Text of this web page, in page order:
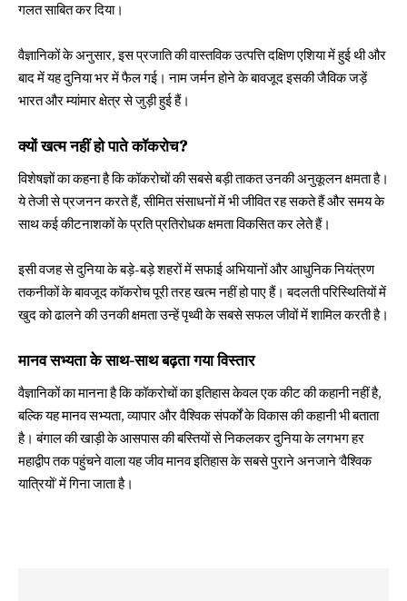
गलत साबित कर दिया।
वैज्ञानिकों के अनुसार, इस प्रजाति की वास्तविक उत्पत्ति दक्षिण एशिया में हुई थी और
बाद में यह दुनिया भर में फैल गई। नाम जर्मन होने के बावजूद इसकी जैविक जड़ें
भारत और म्यांमार क्षेत्र से जुड़ी हुई हैं।
क्यों खत्म नहीं हो पाते कॉकरोच?
विशेषज्ञों का कहना है कि कॉकरोचों की सबसे बड़ी ताकत उनकी अनुकूलन क्षमता है।
ये तेजी से प्रजनन करते हैं, सीमित संसाधनों में भी जीवित रह सकते हैं और समय के
साथ कई कीटनाशकों के प्रति प्रतिरोधक क्षमता विकसित कर लेते हैं।
इसी वजह से दुनिया के बड़े-बड़े शहरों में सफाई अभियानों और आधुनिक नियंत्रण
तकनीकों के बावजूद कॉकरोच पूरी तरह खत्म नहीं हो पाए हैं। बदलती परिस्थितियों में
खुद को ढालने की उनकी क्षमता उन्हें पृथ्वी के सबसे सफल जीवों में शामिल करती है।
मानव सभ्यता के साथ-साथ बढ़ता गया विस्तार
वैज्ञानिकों का मानना है कि कॉकरोचों का इतिहास केवल एक कीट की कहानी नहीं है,
बल्कि यह मानव सभ्यता, व्यापार और वैश्विक संपर्कों के विकास की कहानी भी बताता
है। बंगाल की खाड़ी के आसपास की बस्तियों से निकलकर दुनिया के लगभग हर
महाद्वीप तक पहुंचने वाला यह जीव मानव इतिहास के सबसे पुराने अनजाने ‘वैश्विक
यात्रियों’ में गिना जाता है।